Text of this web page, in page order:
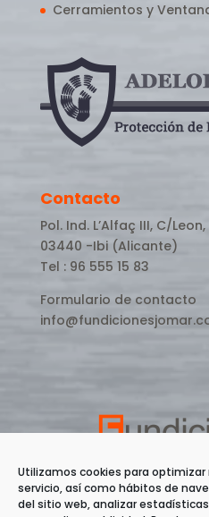
Utilizamos cookies para
servicio, así como hábitos de
del sitio web, analizar
Cerramientos y
Contacto
Pol. Ind. L’Alfaç III, C/Leon,
03440 -Ibi (Alicante)
Tel : 96 555 15 83
Formulario de contacto